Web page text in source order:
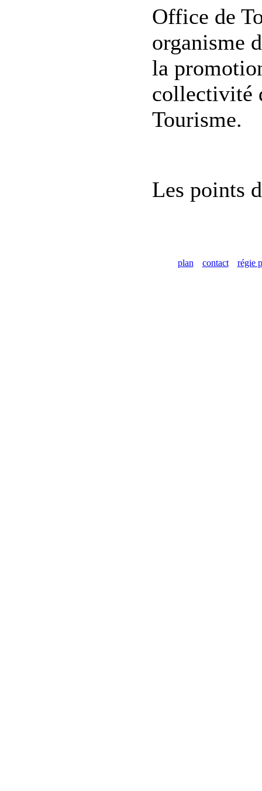
Office de
organisme
la
collectivité
Tourisme.
Les points
plan contact régie